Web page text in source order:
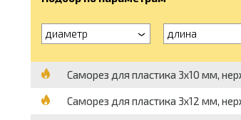
диаметр длина
Саморез для пластика 3х10 мм,
Саморез для пластика 3х12 мм,